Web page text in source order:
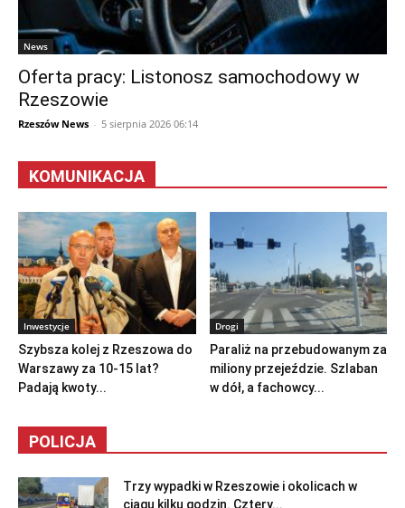
News
Oferta pracy: Listonosz samochodowy w
Rzeszowie
Rzeszów News - 5 sierpnia 2026 06:14
KOMUNIKACJA
Inwestycje
Szybsza kolej z Rzeszowa do
Warszawy za 10-15 lat?
Padają kwoty...
Drogi
Paraliż na przebudowanym za
miliony przejeździe. Szlaban
w dół, a fachowcy...
POLICJA
Trzy wypadki w Rzeszowie i okolicach w
ciągu kilku godzin. Cztery...